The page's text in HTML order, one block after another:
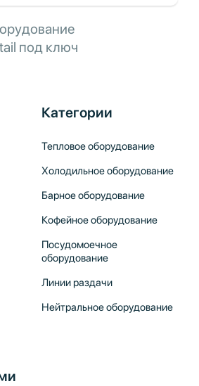
под ключ
Категории
Тепловое оборудование
Холодильное оборудование
Барное оборудование
Кофейное оборудование
Посудомоечное
оборудование
Линии раздачи
Нейтральное оборудование